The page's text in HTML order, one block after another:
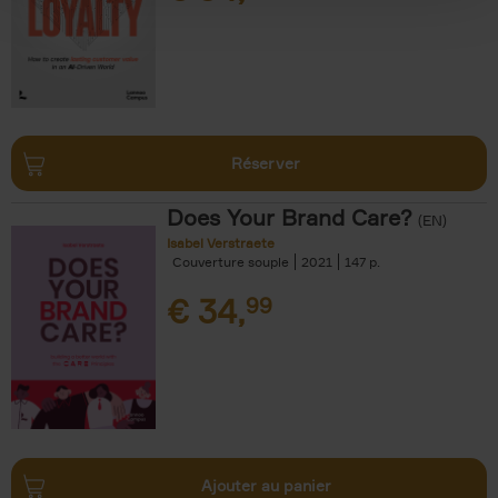
Réserver
Does Your Brand Care? (EN)
Isabel Verstraete
Couverture souple
2021 147
€ 34,99
Ajouter au panier